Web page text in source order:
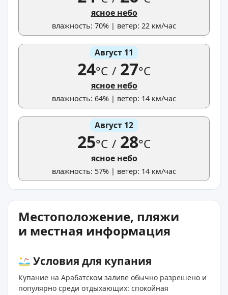
ясное небо
влажность: 70% | ветер: 22 км/час
Август 11
24°C / 27°C
ясное небо
влажность: 64% | ветер: 14 км/час
Август 12
25°C / 28°C
ясное небо
влажность: 57% | ветер: 14 км/час
Местоположение, пляжи
и местная информация
Условия для купания
Купание на Арабатском заливе обычно разрешено и
популярно среди отдыхающих: спокойная